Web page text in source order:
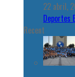
22 abril,
Deportes
Recent